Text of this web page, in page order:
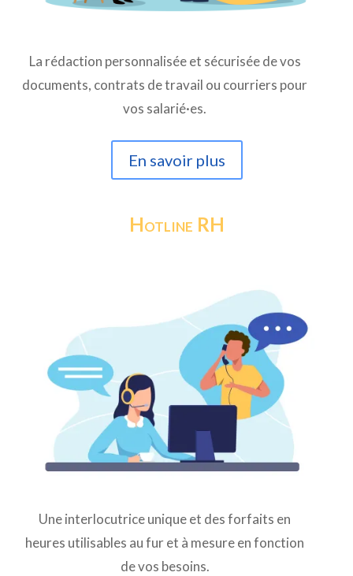
La rédaction personnalisée et sécurisée de vos
documents, contrats de travail ou courriers pour
vos salarié·es.
En savoir plus
Hotline RH
Une interlocutrice unique et des forfaits en
heures utilisables au fur et à mesure en fonction
de vos besoins.